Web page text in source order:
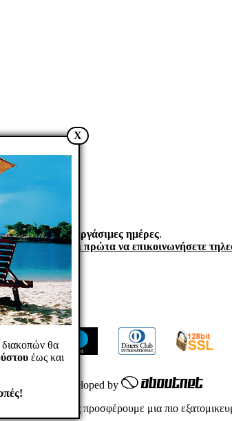
σε1 έως 3 εργάσιμες ημέρες.
μαςθα πρέπει πρώτα να επικοινωνήσετε
& Developed by
για να σας προσφέρουμε μια πιο
X
θα
έως και